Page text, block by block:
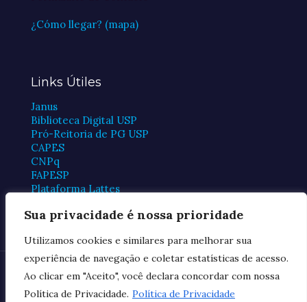
Sua privacidade é nossa prioridade
Utilizamos cookies e similares para melhorar sua
experiência de navegação e coletar estatísticas de acesso.
Ao clicar em "Aceito", você declara concordar com nossa
Política de Privacidade. Política de Privacidade
¿Cómo llegar? (mapa)
Links Útiles
Janus
Biblioteca Digital USP
Pró-Reitoria de PG USP
CAPES
CNPq
FAPESP
Plataforma Lattes